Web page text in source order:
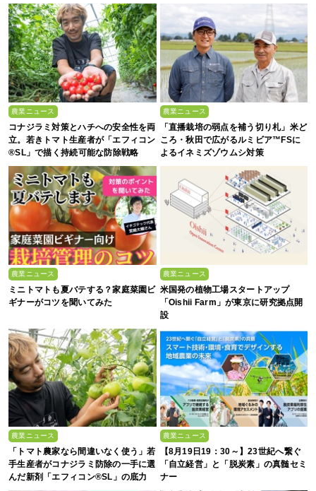
農業ニュース
コナジラミ対策とハチへの安全性を両
立。若きトマト生産者が「エフィコン
®SL」で描く持続可能な防除戦略
農業ニュース
「直播栽培の弱点を補う切り札」米ど
ころ・秋田で広がるルミビア™FSに
よるイネミズゾウムシ対策
農業ニュース
ミニトマトも夏バテする？家庭菜園ビ
ギナーがコツを聞いてみた
農業ニュース
米国発の植物工場スタートアップ
「Oishii Farm」が東京に研究拠点開
設
農業ニュース
「トマト農家なら間違いなく使う」若
手生産者がコナジラミ防除の一手に選
んだ新剤「エフィコン®SL」の底力
農業ニュース
【8月19日19：30～】23世紀へ繋ぐ
「自立経営」と「脱炭素」の真髄セミ
ナー